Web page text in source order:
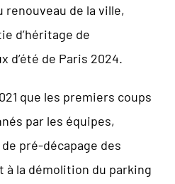
renouveau de la ville,
d’héritage de
d’été de Paris 2024.
que les premiers coups
par les équipes,
pré-décapage des
la démolition du parking